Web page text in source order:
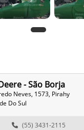
- São Borja
Neves, 1573, Pirahy
Do Sul
(55) 3431-2115